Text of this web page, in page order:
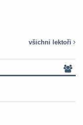
všichni lektoři